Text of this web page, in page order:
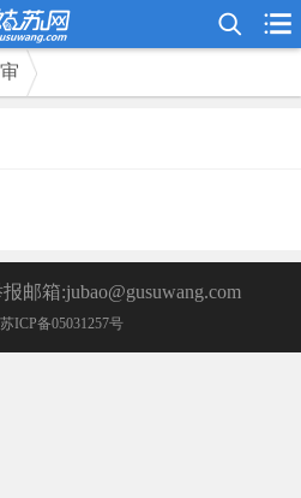
 
邮箱:jubao@gusuwang.com
ICP备05031257号